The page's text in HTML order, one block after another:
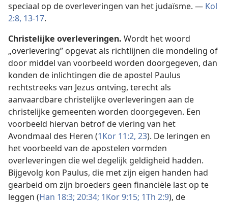
speciaal op de overleveringen van het judaïsme. — Kol
2:8, 13-17.
Christelijke overleveringen. Wordt het woord
„overlevering” opgevat als richtlijnen die mondeling of
door middel van voorbeeld worden doorgegeven, dan
konden de inlichtingen die de apostel Paulus
rechtstreeks van Jezus ontving, terecht als
aanvaardbare christelijke overleveringen aan de
christelijke gemeenten worden doorgegeven. Een
voorbeeld hiervan betrof de viering van het
Avondmaal des Heren (1Kor 11:2, 23). De leringen en
het voorbeeld van de apostelen vormden
overleveringen die wel degelijk geldigheid hadden.
Bijgevolg kon Paulus, die met zijn eigen handen had
gearbeid om zijn broeders geen financiële last op te
leggen (Han 18:3; 20:34; 1Kor 9:15; 1Th 2:9), de